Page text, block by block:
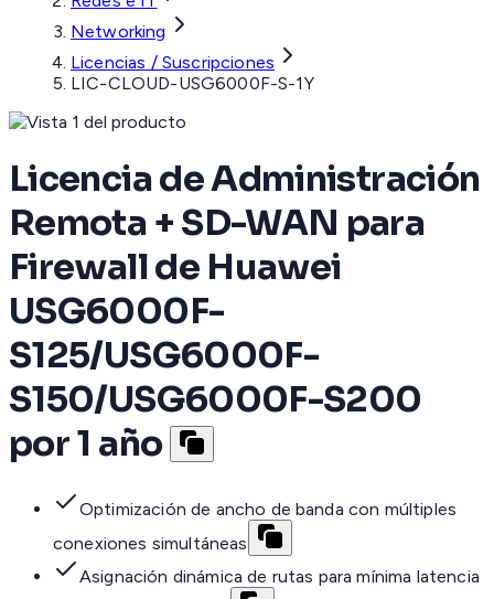
Networking
Licencias / Suscripciones
LIC-CLOUD-USG6000F-S-1Y
Licencia de Administración
Remota + SD-WAN para
Firewall de Huawei
USG6000F-
S125/USG6000F-
S150/USG6000F-S200
por 1 año
Optimización de ancho de banda con múltiples
conexiones simultáneas
Asignación dinámica de rutas para mínima latencia